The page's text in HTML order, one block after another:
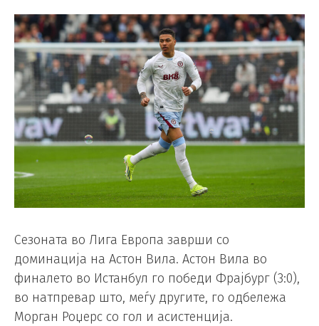
Сезоната во Лига Европа заврши со
доминација на Астон Вила. Астон Вила во
финалето во Истанбул го победи Фрајбург (3:0),
во натпревар што, меѓу другите, го одбележа
Морган Роџерс со гол и асистенција.